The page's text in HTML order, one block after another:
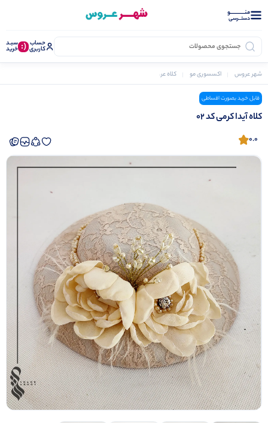
منــــــــــــو
دستــرسی
حساب
کاربری (: سبـد
خرید
شهر عروس اکسسوری مو کلاه عروس
قابل خرید بصورت اقساطی
کلاه آیدا کرمی کد 02
0.0